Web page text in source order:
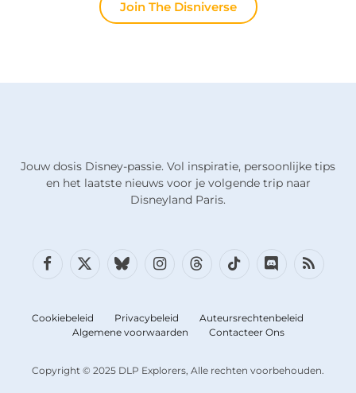
Join The Disniverse
Jouw dosis Disney-passie. Vol inspiratie, persoonlijke tips
en het laatste nieuws voor je volgende trip naar
Disneyland Paris.
Facebook
X
BlueskyInstagramDradenTikTokDiscordRSS
Copyright © 2025 DLP Explorers, Alle rechten voorbehouden.
Cookiebeleid Privacybeleid
Auteursrechtenbeleid
Algemene voorwaarden
Contacteer Ons